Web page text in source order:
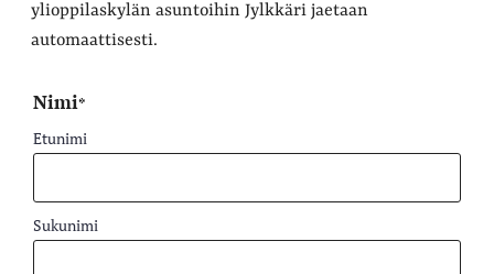
ylioppilaskylän asuntoihin Jylkkäri jaetaan
automaattisesti.
"*"
näyttää
pakolliset
Nimi*
Etunimi
Sukunimi